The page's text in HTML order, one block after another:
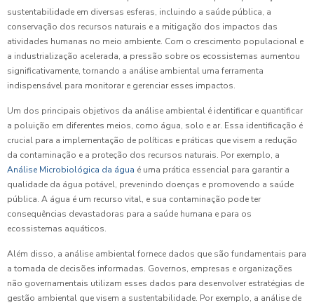
sustentabilidade em diversas esferas, incluindo a saúde pública, a
conservação dos recursos naturais e a mitigação dos impactos das
atividades humanas no meio ambiente. Com o crescimento populacional e
a industrialização acelerada, a pressão sobre os ecossistemas aumentou
significativamente, tornando a análise ambiental uma ferramenta
indispensável para monitorar e gerenciar esses impactos.
Um dos principais objetivos da análise ambiental é identificar e quantificar
a poluição em diferentes meios, como água, solo e ar. Essa identificação é
crucial para a implementação de políticas e práticas que visem a redução
da contaminação e a proteção dos recursos naturais. Por exemplo, a
Análise Microbiológica da água é uma prática essencial para garantir a
qualidade da água potável, prevenindo doenças e promovendo a saúde
pública. A água é um recurso vital, e sua contaminação pode ter
consequências devastadoras para a saúde humana e para os
ecossistemas aquáticos.
Além disso, a análise ambiental fornece dados que são fundamentais para
a tomada de decisões informadas. Governos, empresas e organizações
não governamentais utilizam esses dados para desenvolver estratégias de
gestão ambiental que visem a sustentabilidade. Por exemplo, a análise de